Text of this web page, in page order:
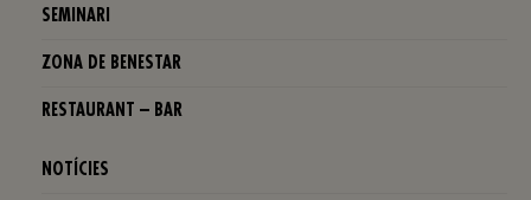
SEMINARI
ZONA DE BENESTAR
RESTAURANT – BAR
NOTÍCIES